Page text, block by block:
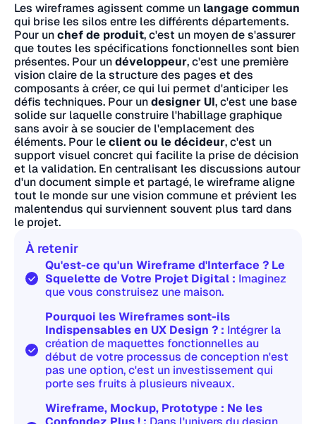
Les wireframes agissent comme un langage commun
qui brise les silos entre les différents départements.
Pour unchef de produit, c'est un moyen de s'assurer
que toutes les spécifications fonctionnelles sont bien
présentes. Pour undéveloppeur, c'est une première
vision claire de la structure des pages et des
composants à créer, ce qui lui permet d'anticiper les
défis techniques. Pour undesigner UI, c'est une base
solide sur laquelle construire l'habillage graphique
sans avoir à se soucier de l'emplacement des
éléments. Pour leclient ou le décideur, c'est un
support visuel concret qui facilite la prise de décision
et la validation. En centralisant les discussions autour
d'un document simple et partagé, le wireframe aligne
tout le monde sur une vision commune et prévient les
malentendus qui surviennent souvent plus tard dans
le projet.
À retenir
Qu'est-ce qu'un Wireframe d'Interface ? Le
Squelette de Votre Projet Digital : Imaginez
que vous construisez une maison.
Pourquoi les Wireframes sont-ils
Indispensables en UX Design ? : Intégrer la
création de maquettes fonctionnelles au
début de votre processus de conception n'est
pas une option, c'est un investissement qui
porte ses fruits à plusieurs niveaux.
Wireframe, Mockup, Prototype : Ne les